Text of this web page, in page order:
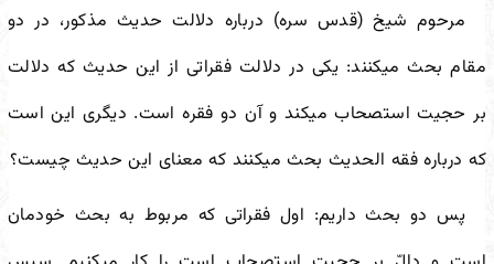
مرحوم شیخ (قدس سره) درباره دلالت حدیث مذکور، در دو
مقام بحث میکنند: یکی در دلالت فقراتی از این حدیث که دلالت
بر حجیت استصحاب میکند و آن دو فقره است. دیگری این است
که درباره فقه الحدیث بحث میکنند که معنای این حدیث چیست؟
پس دو بحث داریم: اول فقراتی که مربوط به بحث خودمان